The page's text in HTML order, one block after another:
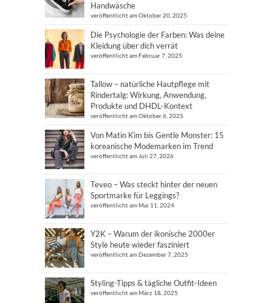
Handwäsche
veröffentlicht am Oktober 20, 2025
Die Psychologie der Farben: Was deine
Kleidung über dich verrät
veröffentlicht am Februar 7, 2025
Tallow – natürliche Hautpflege mit
Rindertalg: Wirkung, Anwendung,
Produkte und DHDL-Kontext
veröffentlicht am Oktober 6, 2025
Von Matin Kim bis Gentle Monster: 15
koreanische Modemarken im Trend
veröffentlicht am Juli 27, 2026
Teveo – Was steckt hinter der neuen
Sportmarke für Leggings?
veröffentlicht am Mai 11, 2024
Y2K – Warum der ikonische 2000er
Style heute wieder fasziniert
veröffentlicht am Dezember 7, 2025
Styling-Tipps & tägliche Outfit-Ideen
veröffentlicht am März 18, 2025